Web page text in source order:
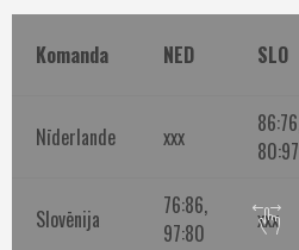
Komanda NED SLO
Nīderlande xxx
80:97
Slovēnija
76:86,
97:80
xxx